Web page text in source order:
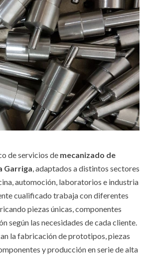
de servicios de mecanizado de
Garriga, adaptados a distintos sectores
automoción, laboratorios e industria
cualificado trabaja con diferentes
piezas únicas, componentes
según las necesidades de cada cliente.
la fabricación de prototipos, piezas
y producción en serie de alta